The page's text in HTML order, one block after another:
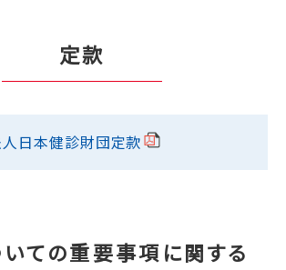
定款
日本健診財団定款
ての重要事項に関する